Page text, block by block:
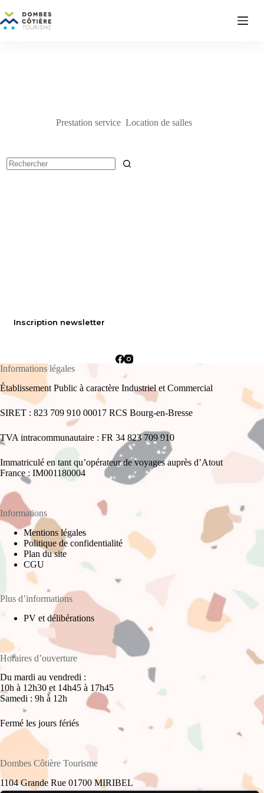
au
contenu
Prestation service Location de salles
Inscription newsletter
Informations légales
Établissement Public à caractère Industriel et Commercial
SIRET : 823 709 910 00017 RCS Bourg-en-Bresse
TVA intracommunautaire : FR 34 823 709 910
Immatriculé en tant qu’opérateur de voyages auprès d’Atout
France : IM001180004
Informations
Mentions légales
Politique de confidentialité
Plan du site
CGU
Plus d’informations
PV et délibérations
Horaires d’ouverture
Du mardi au vendredi :
10h à 12h30 et 14h45 à 17h45
Samedi : 9h à 12h
Fermé les jours fériés
Dombes Côtière Tourisme
1104 Grande Rue 01700 MIRIBEL